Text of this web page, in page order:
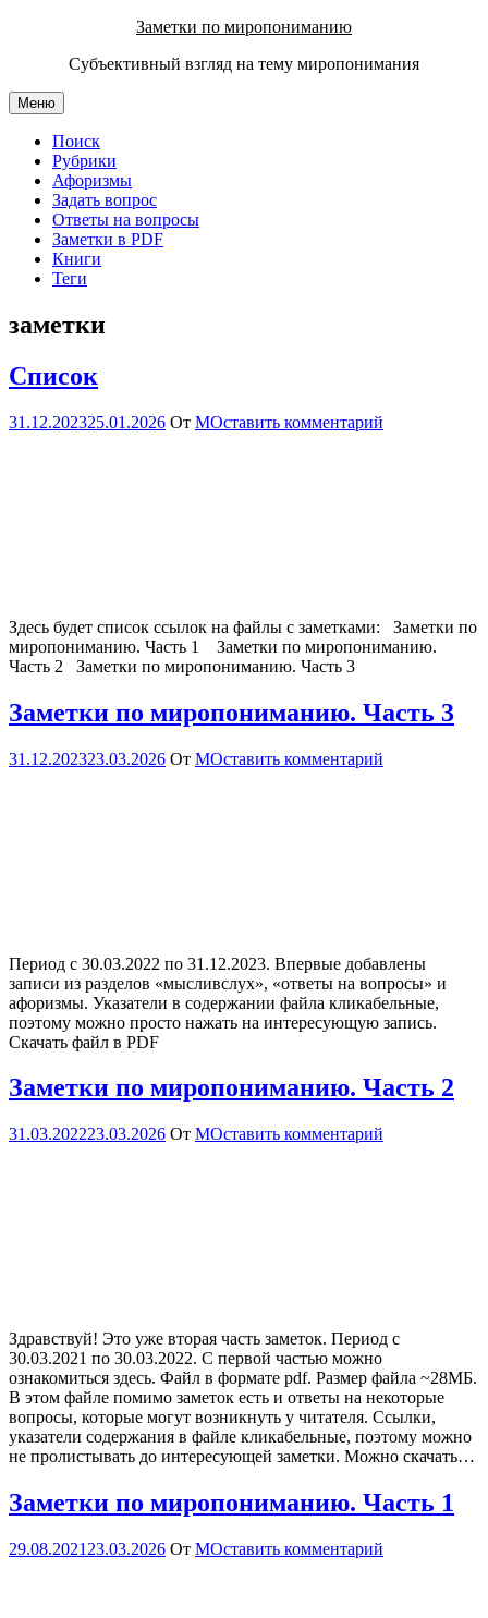
содержимому
Заметки по миропониманию
Субъективный взгляд на тему миропонимания
Меню
Поиск
Рубрики
Афоризмы
Задать вопрос
Ответы на вопросы
Заметки в PDF
Книги
Теги
заметки
Список
31.12.202325.01.2026 От МОставить комментарий
Здесь будет список ссылок на файлы с заметками: Заметки по
миропониманию. Часть 1 Заметки по миропониманию.
Часть 2 Заметки по миропониманию. Часть 3
Заметки по миропониманию. Часть 3
31.12.202323.03.2026 От МОставить комментарий
Период с 30.03.2022 по 31.12.2023. Впервые добавлены
записи из разделов «мысливслух», «ответы на вопросы» и
афоризмы. Указатели в содержании файла кликабельные,
поэтому можно просто нажать на интересующую запись.
Скачать файл в PDF
Заметки по миропониманию. Часть 2
31.03.202223.03.2026 От МОставить комментарий
Здравствуй! Это уже вторая часть заметок. Период с
30.03.2021 по 30.03.2022. С первой частью можно
ознакомиться здесь. Файл в формате pdf. Размер файла ~28МБ.
В этом файле помимо заметок есть и ответы на некоторые
вопросы, которые могут возникнуть у читателя. Ссылки,
указатели содержания в файле кликабельные, поэтому можно
не пролистывать до интересующей заметки. Можно скачать…
Заметки по миропониманию. Часть 1
29.08.2021 23.03.2026 От МОставить комментарий